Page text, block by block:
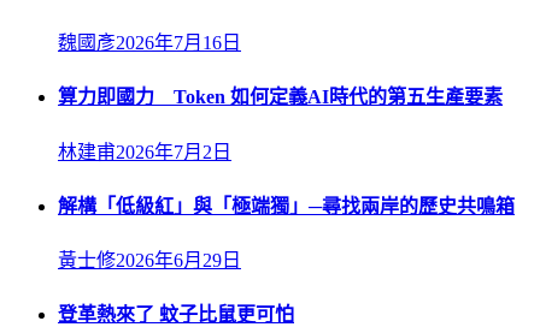
魏國彥2026年7月16日
算力即國力 Token 如何定義AI時代的第五生產要素
林建甫2026年7月2日
解構「低級紅」與「極端獨」─尋找兩岸的歷史共鳴箱
黃士修2026年6月29日
登革熱來了 蚊子比鼠更可怕